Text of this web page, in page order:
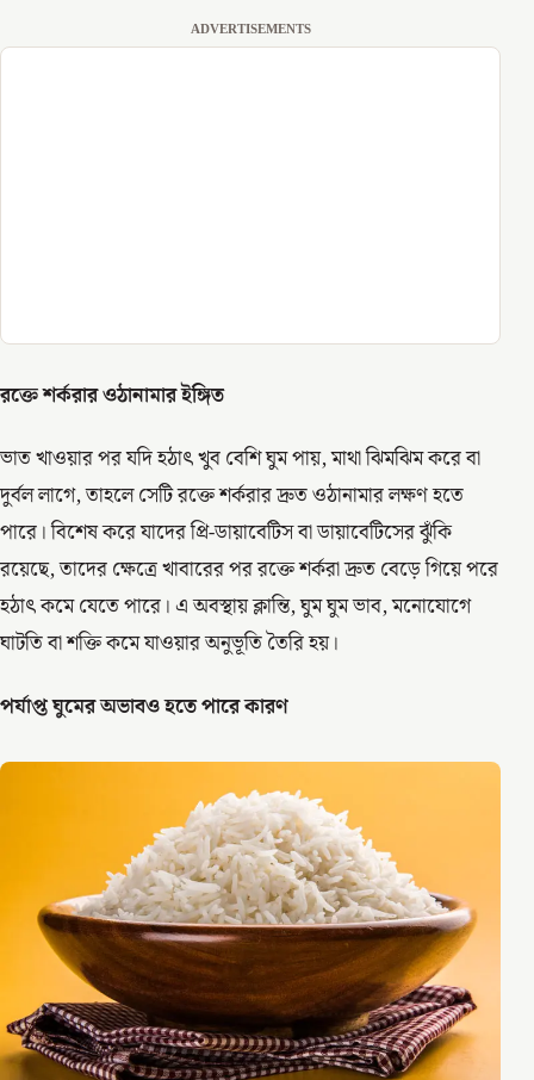
ADVERTISEMENTS
রক্তে শর্করার ওঠানামার ইঙ্গিত
ভাত খাওয়ার পর যদি হঠাৎ খুব বেশি ঘুম পায়, মাথা ঝিমঝিম করে বা
দুর্বল লাগে, তাহলে সেটি রক্তে শর্করার দ্রুত ওঠানামার লক্ষণ হতে
পারে। বিশেষ করে যাদের প্রি-ডায়াবেটিস বা ডায়াবেটিসের ঝুঁকি
রয়েছে, তাদের ক্ষেত্রে খাবারের পর রক্তে শর্করা দ্রুত বেড়ে গিয়ে পরে
হঠাৎ কমে যেতে পারে। এ অবস্থায় ক্লান্তি, ঘুম ঘুম ভাব, মনোযোগে
ঘাটতি বা শক্তি কমে যাওয়ার অনুভূতি তৈরি হয়।
পর্যাপ্ত ঘুমের অভাবও হতে পারে কারণ